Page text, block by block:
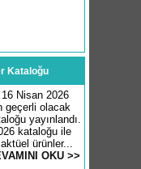
Kataloğu
Nisan 2026
geçerli olacak
yayınlandı.
kataloğu ile
ürünler...
OKU >>